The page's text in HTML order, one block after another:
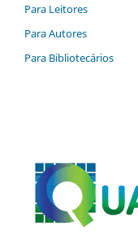
Para Leitores
Para Autores
Para Bibliotecários